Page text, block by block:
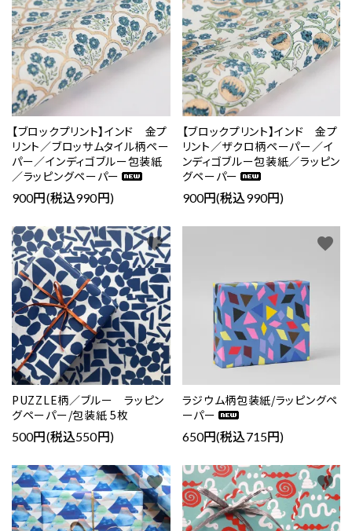
【ブロックプリント】インド 金プ
リント／ブロッサムタイル柄ペー
パー／インディゴブルー包装紙
／ラッピングペーパー
900円(税込990円)
【ブロックプリント】インド 金プ
リント／ザクロ柄ペーパー／イ
ンディゴブルー包装紙／ラッピン
グペーパー
900円(税込990円)
PUZZLE柄／ブルー ラッピン
グペーパー/包装紙 5枚
500円(税込550円)
favorite
ラジウム柄包装紙/ラッピングペ
ーパー
650円(税込715円)
favorite
favorite favorite